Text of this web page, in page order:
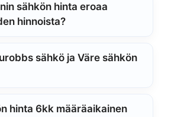
sähkön hinta eroaa
hinnoista?
sähkö ja Väre sähkön
hinta 6kk määräaikainen